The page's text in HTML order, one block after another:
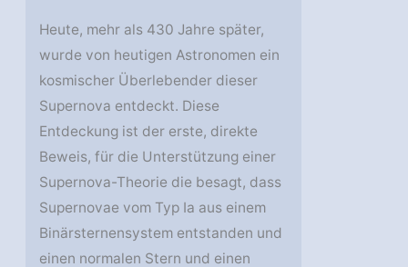
Heute, mehr als 430 Jahre später,
wurde von heutigen Astronomen ein
kosmischer Überlebender dieser
Supernova entdeckt. Diese
Entdeckung ist der erste, direkte
Beweis, für die Unterstützung einer
Supernova-Theorie die besagt, dass
Supernovae vom Typ Ia aus einem
Binärsternensystem entstanden und
einen normalen Stern und einen